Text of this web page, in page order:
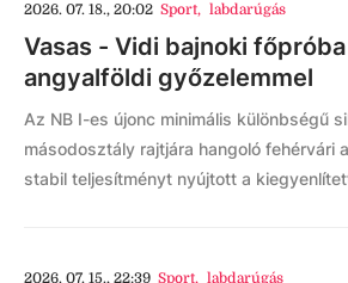
2026. 07. 18., 20:02 Sport, labdarúgás
Vasas - Vidi bajnoki főpróba
angyalföldi győzelemmel
Az NB I-es újonc minimális különbségű
másodosztály rajtjára hangoló fehérvári
stabil teljesítményt nyújtott a
2026. 07. 15., 22:39 Sport, labdarúgás